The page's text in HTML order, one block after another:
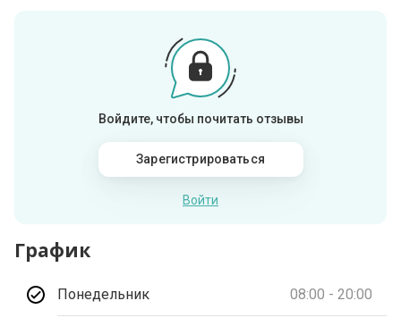
Войдите, чтобы почитать отзывы
Зарегистрироваться
Войти
График
Понедельник 08:00 - 20:00